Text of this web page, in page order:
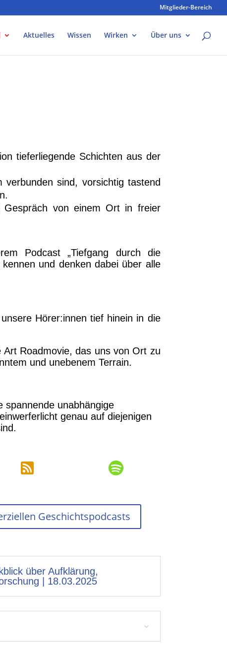
Mitglieder-Bereich
Aktuelles Wissen Wirken Über uns
tieferliegende Schichten aus der
sind, vorsichtig tastend
von einem Ort in freier
Podcast „Tiefgang durch die
und denken dabei über alle
Hörer:innen tief hinein in die
Roadmovie, das uns von Ort zu
und unebenem Terrain.
spannende unabhängige
genau auf diejenigen
 
Geschichtspodcasts
über Aufklärung,
| 18.03.2025